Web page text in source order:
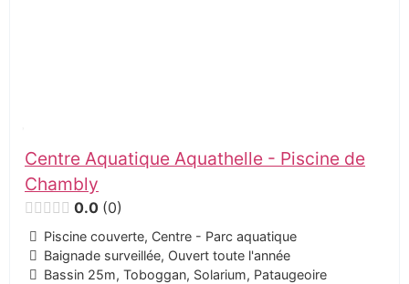
Centre Aquatique Aquathelle - Piscine de
Chambly
0.0 0
Piscine couverte, Centre - Parc aquatique
Baignade surveillée, Ouvert toute l'année
Bassin 25m, Toboggan, Solarium, Pataugeoire